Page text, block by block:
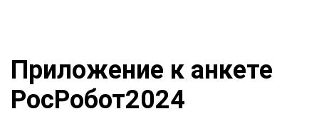
Приложение к анкете
РосРобот2024